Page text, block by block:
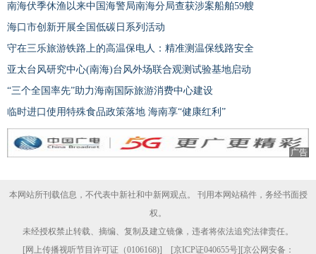
南海伏季休渔以来中国海警局南海分局查获涉案船舶59艘
海口市创新开展全国低碳日系列活动
守在三乐旅游铁路上的高温保电人：精准测温保线路安全
亚太台风研究中心(南海)台风外场联合观测试验基地启动
“三个全国率先”助力海南国际旅游消费中心建设
临时进口使用特殊食品政策落地 海南享“健康红利”
广告
本网站所刊载信息，不代表中新社和中新网观点。 刊用本网站稿件，务经书面授
权。
未经授权禁止转载、摘编、复制及建立镜像，违者将依法追究法律责任。
[网上传播视听节目许可证（0106168)] [京ICP证040655号][京公网安备：